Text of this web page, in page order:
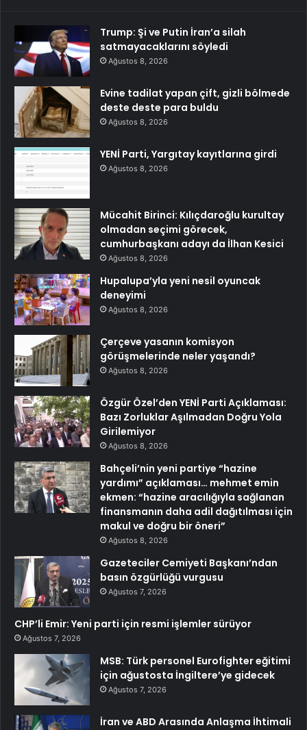
Trump: Şi ve Putin İran’a silah
satmayacaklarını söyledi
Ağustos 8, 2026
Evine tadilat yapan çift, gizli bölmede
deste deste para buldu
Ağustos 8, 2026
YENİ Parti, Yargıtay kayıtlarına girdi
Ağustos 8, 2026
Mücahit Birinci: Kılıçdaroğlu kurultay
olmadan seçimi görecek,
cumhurbaşkanı adayı da İlhan Kesici
Ağustos 8, 2026
Hupalupa’yla yeni nesil oyuncak
deneyimi
Ağustos 8, 2026
Çerçeve yasanın komisyon
görüşmelerinde neler yaşandı?
Ağustos 8, 2026
Özgür Özel’den YENİ Parti Açıklaması:
Bazı Zorluklar Aşılmadan Doğru Yola
Girilemiyor
Ağustos 8, 2026
Bahçeli’nin yeni partiye “hazine
yardımı” açıklaması… mehmet emin
ekmen: “hazine aracılığıyla sağlanan
finansmanın daha adil dağıtılması için
makul ve doğru bir öneri”
Ağustos 8, 2026
Gazeteciler Cemiyeti Başkanı’ndan
basın özgürlüğü vurgusu
Ağustos 7, 2026
CHP’li Emir: Yeni parti için resmi işlemler sürüyor
Ağustos 7, 2026
MSB: Türk personel Eurofighter eğitimi
için ağustosta İngiltere’ye gidecek
Ağustos 7, 2026
İran ve ABD Arasında Anlaşma İhtimali